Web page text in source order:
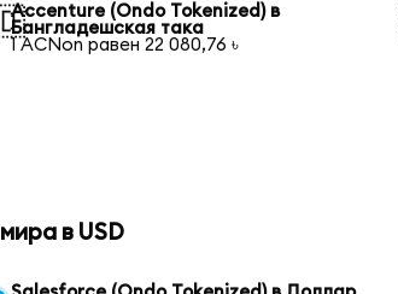
Accenture (Ondo Tokenized) в
Бангладешская така
1 ACNon равен 22 080,76 ৳
в USD